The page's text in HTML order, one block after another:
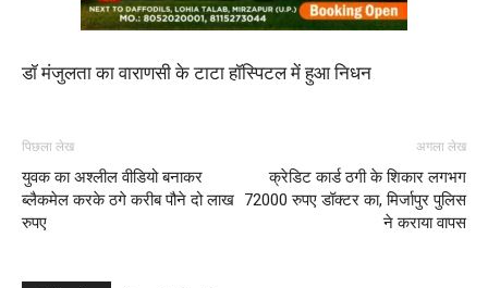
डॉ मंजुलता का वाराणसी के टाटा हॉस्पिटल में हुआ निधन
पिछला लेख
युवक का अश्लील वीडियो बनाकर
ब्लैकमेल करके ठगे करीब पौने दो लाख
रुपए
अगला लेख
क्रेडिट कार्ड ठगी के शिकार लगभग
72000 रुपए डॉक्टर का, मिर्जापुर पुलिस
ने कराया वापस